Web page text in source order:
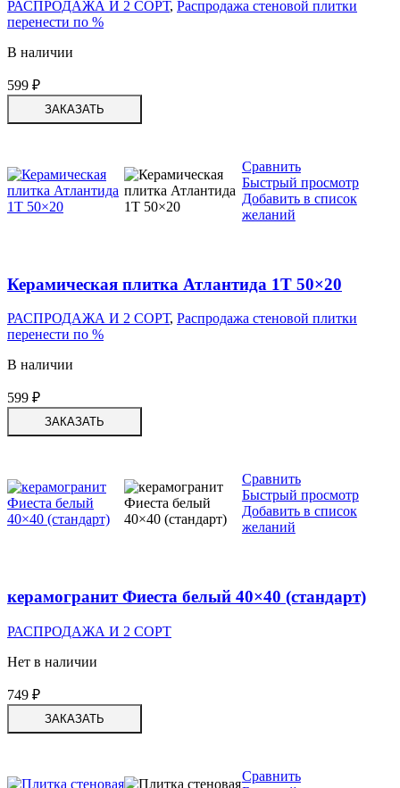
РАСПРОДАЖА И 2 СОРТ, Распродажа стеновой плитки
перенести по %
В наличии
599 ₽
ЗАКАЗАТЬ
Сравнить
Быстрый просмотр
Добавить в список
желаний
Керамическая плитка Атлантида 1Т 50×20
РАСПРОДАЖА И 2 СОРТ, Распродажа стеновой плитки
перенести по %
В наличии
599 ₽
ЗАКАЗАТЬ
Сравнить
Быстрый просмотр
Добавить в список
желаний
керамогранит Фиеста белый 40×40 (стандарт)
РАСПРОДАЖА И 2 СОРТ
Нет в наличии
749 ₽
ЗАКАЗАТЬ
Сравнить